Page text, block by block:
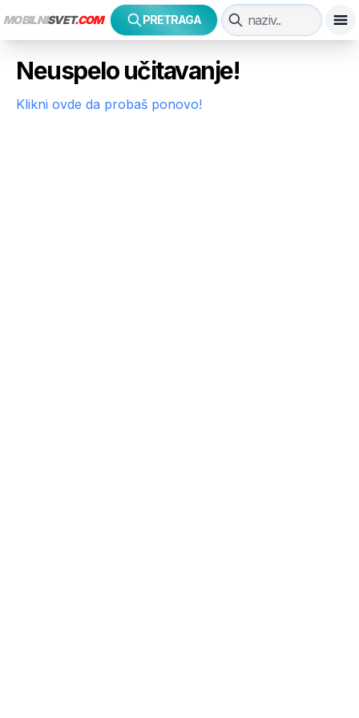
MOBILNISVET.COM PRETRAGA
Neuspelo učitavanje!
Klikni ovde da probaš ponovo!